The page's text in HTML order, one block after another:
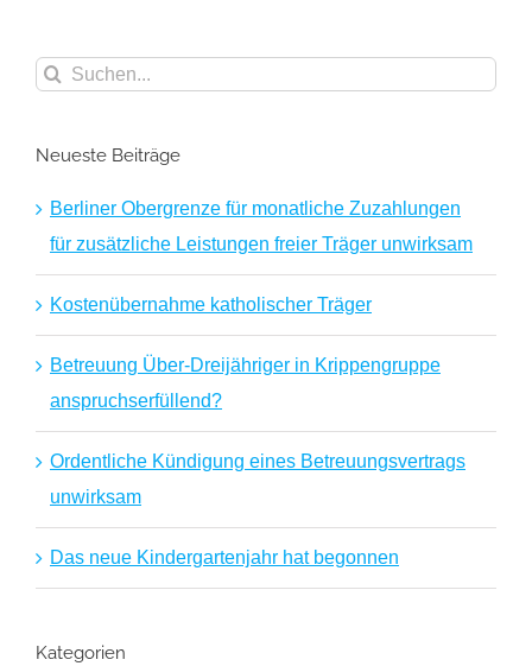
Suche
Neueste Beiträge
Berliner Obergrenze für monatliche Zuzahlungen
für zusätzliche Leistungen freier Träger unwirksam
Kostenübernahme katholischer Träger
Betreuung Über-Dreijähriger in Krippengruppe
anspruchserfüllend?
Ordentliche Kündigung eines Betreuungsvertrags
unwirksam
Das neue Kindergartenjahr hat begonnen
Kategorien